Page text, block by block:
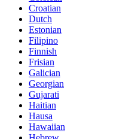
Croatian
Dutch
Estonian
Filipino
Finnish
Frisian
Galician
Georgian
Gujarati
Haitian
Hausa
Hawaiian